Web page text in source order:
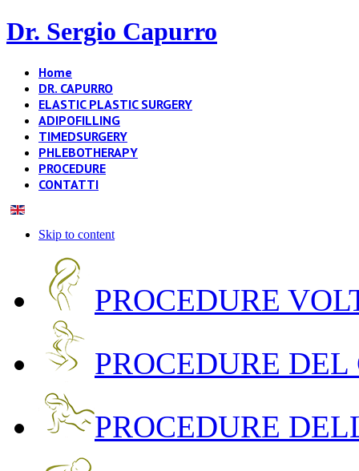
Dr. Sergio Capurro
Home
DR. CAPURRO
ELASTIC PLASTIC SURGERY
ADIPOFILLING
TIMEDSURGERY
PHLEBOTHERAPY
PROCEDURE
CONTATTI
Skip to content
PROCEDURE
PROCEDURE DEL
PROCEDURE